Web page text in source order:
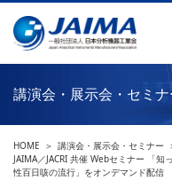
事業計画書
沿革
採用
関連リンク
はじめに
電磁波(光)
クロマトグラフ
質量分析
電子顕微鏡
熱分析
講演会・展示会・セミナ
HOME
講演会・展示会・セミナー
JAIMA／JACRI 共催 Webセミナー 「
性百日咳の流行」をオンデマンド配信